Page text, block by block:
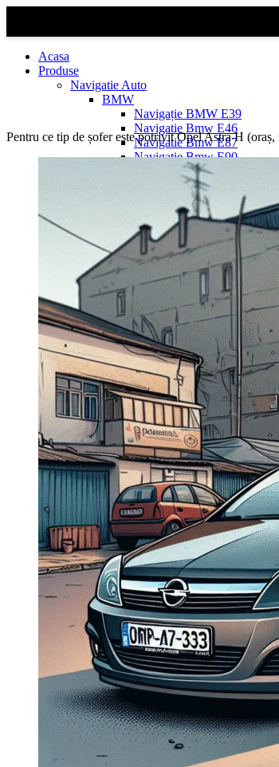
Acasa
Produse
Navigatie Auto
BMW
Navigație BMW E39
Navigatie Bmw E46
Navigatie Bmw E87
Navigatie Bmw E90
Navigatie Bmw E91
Navigatie Bmw F10
Navigatie Bmw F30
Navigatie Bmw Seria 1 E87
Navigatie Bmw X1
Navigatie Bmw X1 E84
Navigatie BMW X3
Navigatie BMW X3 E83
Navigatie BMW X3 f25
Dacia Logan
Navigație Dacia Logan 1
Navigație Dacia Logan 2
Navigație Dacia Logan 3
Dacia Duster
Navigatie Duster 2011
Navigatie Duster 2019
Audi
Navigatie Audi A3 8p
Navigatie Audi A4
Navigatie Audi A4 B6
Navigatie Audi A4 B7
Navigatie Audi A4 B8
Navigatie Audi A5
Navigatie Audi A6 C5
Navigatie Audi A6 C6
Navigatie Audi A6 C7
Navigatie Audi Q5
Ford
Navigație Ford Fiesta
Navigație Ford Focus 1
Navigație Ford Focus 2
Navigație Ford Focus MK3
Navigație Ford Mondeo
Navigație Ford Mondeo
Navigație Ford Transit
Mercedes
Navigație Mercedes C
Navigație Mercedes C
Navigație Mercedes W203
Navigație Mercedes W204
Navigație Mercedes W211
Navigație Mercedes Sprinter
Pentru ce tip de șofer este potrivit Opel Astra H